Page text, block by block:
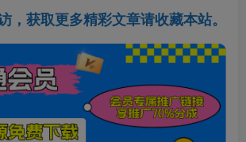
，获取更多精彩文章请收藏本站。